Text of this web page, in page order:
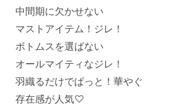
中間期に欠かせない
マストアイテム！ジレ！
ボトムスを選ばない
オールマイティなジレ！
羽織るだけでぱっと！華やぐ
存在感が人気♡